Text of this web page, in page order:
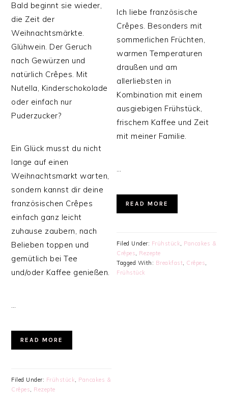
Bald beginnt sie wieder,
die Zeit der
Weihnachtsmärkte.
Glühwein. Der Geruch
nach Gewürzen und
natürlich Crêpes. Mit
Nutella, Kinderschokolade
oder einfach nur
Puderzucker?
Ein Glück musst du nicht
lange auf einen
Weihnachtsmarkt warten,
sondern kannst dir deine
französischen Crêpes
einfach ganz leicht
zuhause zaubern, nach
Belieben toppen und
gemütlich bei Tee
und/oder Kaffee genießen.
…
READ MORE
Filed Under: Frühstück, Pancakes &
Crêpes, Rezepte
Ich liebe französische
Crêpes. Besonders mit
sommerlichen Früchten,
warmen Temperaturen
draußen und am
allerliebsten in
Kombination mit einem
ausgiebigen Frühstück,
frischem Kaffee und Zeit
mit meiner Familie.
READ MORE
Filed Under: Frühstück
Pancakes &
Crêpes
Rezepte
Tagged With: Breakfast Crêpes
Frühstück